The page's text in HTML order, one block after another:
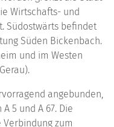
Wirtschafts- und
Südostwärts befindet
Süden Bickenbach.
und im Westen
angebunden,
5 und A 67. Die
zum